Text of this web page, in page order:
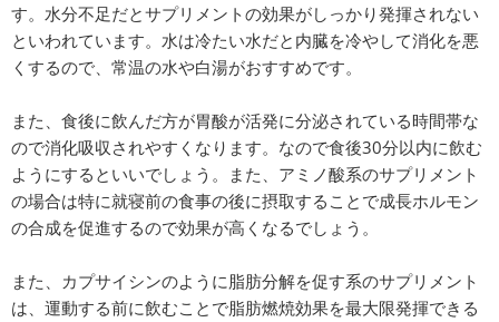
す。水分不足だとサプリメントの効果がしっかり発揮されない
といわれています。水は冷たい水だと内臓を冷やして消化を悪
くするので、常温の水や白湯がおすすめです。
また、食後に飲んだ方が胃酸が活発に分泌されている時間帯な
ので消化吸収されやすくなります。なので食後30分以内に飲む
ようにするといいでしょう。また、アミノ酸系のサプリメント
の場合は特に就寝前の食事の後に摂取することで成長ホルモン
の合成を促進するので効果が高くなるでしょう。
また、カプサイシンのように脂肪分解を促す系のサプリメント
は、運動する前に飲むことで脂肪燃焼効果を最大限発揮できる